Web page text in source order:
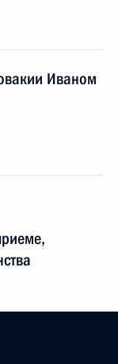
Иваном